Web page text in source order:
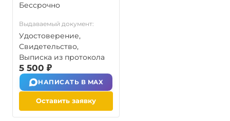
Бессрочно
Выдаваемый документ:
Удостоверение,
Свидетельство,
Выписка из протокола
5 500 ₽
НАПИСАТЬ В MAX
Оставить заявку